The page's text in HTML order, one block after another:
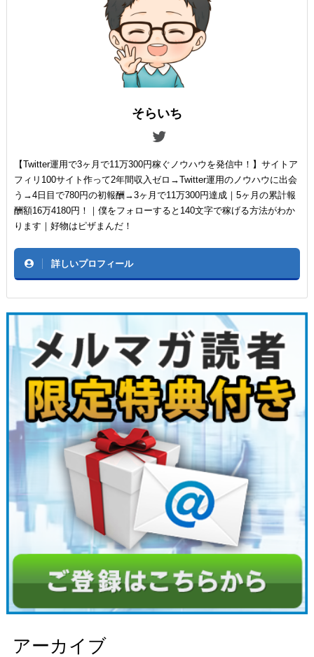
そらいち
【Twitter運用で3ヶ月で11万300円稼ぐノウハウを発信中！】サイトア
フィリ100サイト作って2年間収入ゼロ→Twitter運用のノウハウに出会
う→4日目で780円の初報酬→3ヶ月で11万300円達成｜5ヶ月の累計報
酬額16万4180円！｜僕をフォローすると140文字で稼げる方法がわか
ります｜好物はピザまんだ！
詳しいプロフィール
アーカイブ